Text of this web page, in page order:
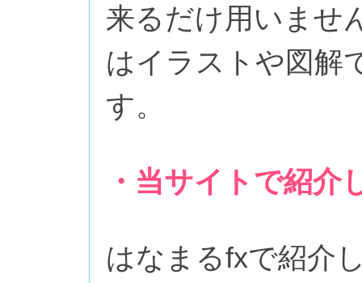
来るだけ用いませ
はイラストや図解
す。
・当サイトで紹
はなまるfxで紹介